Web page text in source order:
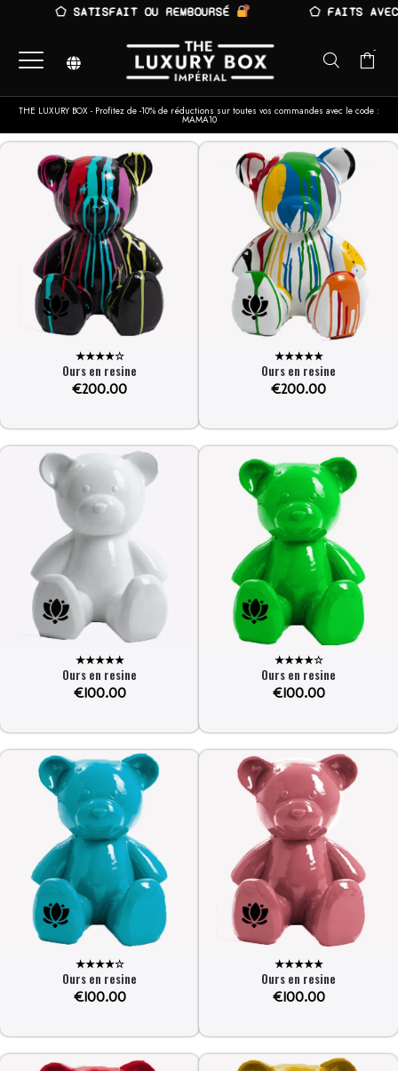
⬠ SATISFAIT OU REMBOURSÉ ⬠ FAITS AVEC
-
THE LUXURY BOX - Profitez de -10% de réductions sur toutes vos commandes avec le code :
MAMA10
★★★★☆
Ours en resine
€200.00
★★★★★
Ours en resine
€200.00
★★★★★
Ours en resine
€100.00
★★★★☆
Ours en resine
€100.00
★★★★☆
Ours en resine
€100.00
★★★★★
Ours en resine
€100.00